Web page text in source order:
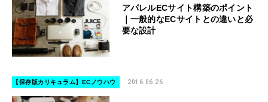
アパレルECサイト構築のポイント
｜一般的なECサイトとの違いと必
要な設計
【保存版カリキュラム】ECノウハウ 2016.06.26